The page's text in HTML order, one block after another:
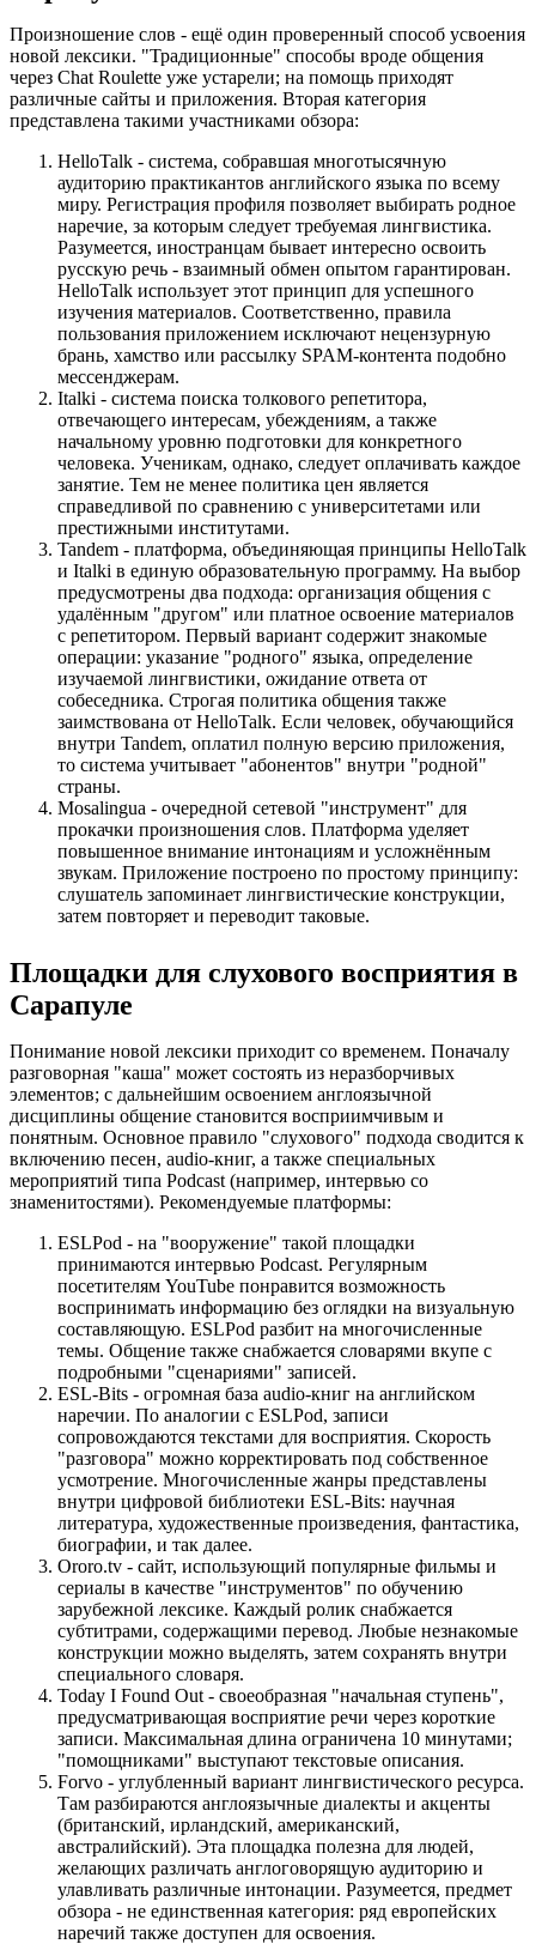
Произношение слов - ещё один проверенный способ усвоения
новой лексики. "Традиционные" способы вроде общения
через Chat Roulette уже устарели; на помощь приходят
различные сайты и приложения. Вторая категория
представлена такими участниками обзора:
HelloTalk - система, собравшая многотысячную
аудиторию практикантов английского языка по всему
миру. Регистрация профиля позволяет выбирать родное
наречие, за которым следует требуемая лингвистика.
Разумеется, иностранцам бывает интересно освоить
русскую речь - взаимный обмен опытом гарантирован.
HelloTalk использует этот принцип для успешного
изучения материалов. Соответственно, правила
пользования приложением исключают нецензурную
брань, хамство или рассылку SPAM-контента подобно
мессенджерам.
Italki - система поиска толкового репетитора,
отвечающего интересам, убеждениям, а также
начальному уровню подготовки для конкретного
человека. Ученикам, однако, следует оплачивать каждое
занятие. Тем не менее политика цен является
справедливой по сравнению с университетами или
престижными институтами.
Tandem - платформа, объединяющая принципы HelloTalk
и Italki в единую образовательную программу. На выбор
предусмотрены два подхода: организация общения с
удалённым "другом" или платное освоение материалов
с репетитором. Первый вариант содержит знакомые
операции: указание "родного" языка, определение
изучаемой лингвистики, ожидание ответа от
собеседника. Строгая политика общения также
заимствована от HelloTalk. Если человек, обучающийся
внутри Tandem, оплатил полную версию приложения,
то система учитывает "абонентов" внутри "родной"
страны.
Mosalingua - очередной сетевой "инструмент" для
прокачки произношения слов. Платформа уделяет
повышенное внимание интонациям и усложнённым
звукам. Приложение построено по простому принципу:
слушатель запоминает лингвистические конструкции,
затем повторяет и переводит таковые.
Площадки для слухового восприятия в
Сарапуле
Понимание новой лексики приходит со временем. Поначалу
разговорная "каша" может состоять из неразборчивых
элементов; с дальнейшим освоением англоязычной
дисциплины общение становится восприимчивым и
понятным. Основное правило "слухового" подхода сводится к
включению песен, audio-книг, а также специальных
мероприятий типа Podcast (например, интервью со
знаменитостями). Рекомендуемые платформы:
ESLPod - на "вооружение" такой площадки
принимаются интервью Podcast. Регулярным
посетителям YouTube понравится возможность
воспринимать информацию без оглядки на визуальную
составляющую. ESLPod разбит на многочисленные
темы. Общение также снабжается словарями вкупе с
подробными "сценариями" записей.
ESL-Bits - огромная база audio-книг на английском
наречии. По аналогии с ESLPod, записи
сопровождаются текстами для восприятия. Скорость
"разговора" можно корректировать под собственное
усмотрение. Многочисленные жанры представлены
внутри цифровой библиотеки ESL-Bits: научная
литература, художественные произведения, фантастика,
биографии, и так далее.
Ororo.tv - сайт, использующий популярные фильмы и
сериалы в качестве "инструментов" по обучению
зарубежной лексике. Каждый ролик снабжается
субтитрами, содержащими перевод. Любые незнакомые
конструкции можно выделять, затем сохранять внутри
специального словаря.
Today I Found Out - своеобразная "начальная ступень",
предусматривающая восприятие речи через короткие
записи. Максимальная длина ограничена 10 минутами;
"помощниками" выступают текстовые описания.
Forvo - углубленный вариант лингвистического ресурса.
Там разбираются англоязычные диалекты и акценты
(британский, ирландский, американский,
австралийский). Эта площадка полезна для людей,
желающих различать англоговорящую аудиторию и
улавливать различные интонации. Разумеется, предмет
обзора - не единственная категория: ряд европейских
наречий также доступен для освоения.